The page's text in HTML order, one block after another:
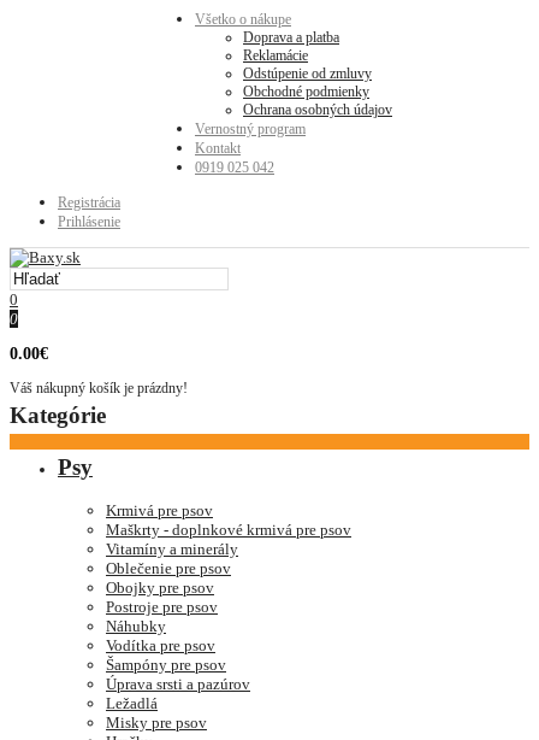
Všetko o nákupe
Doprava a platba
Reklamácie
Odstúpenie od zmluvy
Obchodné podmienky
Ochrana osobných údajov
Vernostný program
Kontakt
0919 025 042
Registrácia
Prihlásenie
0
0
0.00€
Váš nákupný košík je prázdny!
Kategórie
Psy
Krmivá pre psov
Maškrty - doplnkové krmivá pre psov
Vitamíny a minerály
Oblečenie pre psov
Obojky pre psov
Postroje pre psov
Náhubky
Vodítka pre psov
Šampóny pre psov
Úprava srsti a pazúrov
Ležadlá
Misky pre psov